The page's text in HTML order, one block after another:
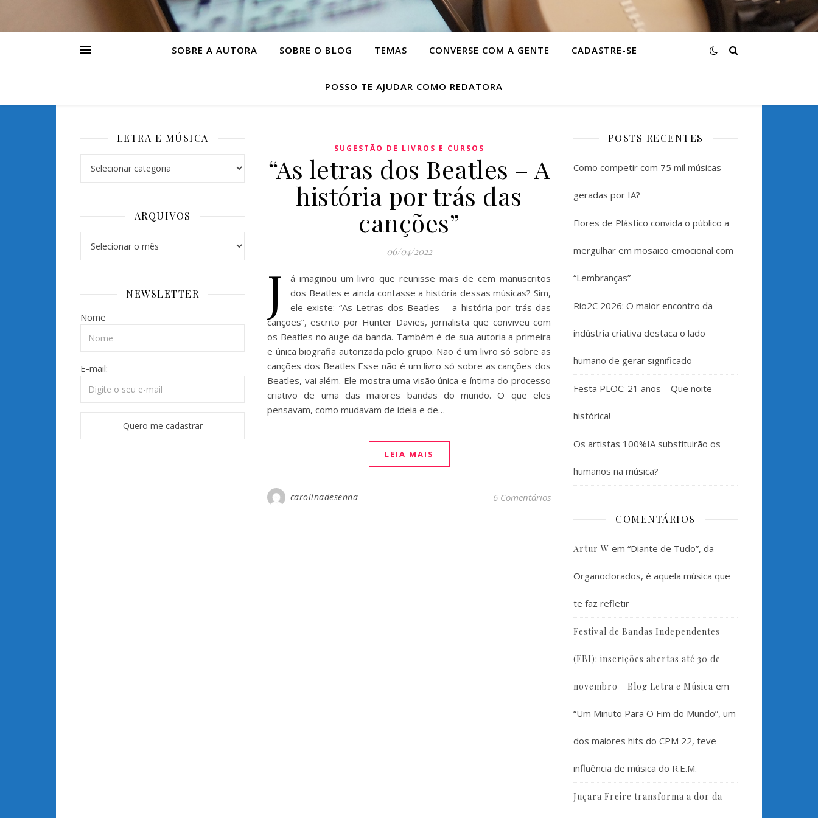
SOBRE A AUTORA SOBRE O BLOG TEMAS CONVERSE COM A GENTE CADASTRE-SE
POSSO TE AJUDAR COMO REDATORA
LETRA E MÚSICA
ARQUIVOS
NEWSLETTER
Nome
E-mail:
SUGESTÃO DE LIVROS E CURSOS
“As letras dos Beatles – A
história por trás das
canções”
06/04/2022
J
á imaginou um livro que reunisse mais de cem manuscritos
dos Beatles e ainda contasse a história dessas músicas? Sim,
ele existe: “As Letras dos Beatles – a história por trás das
canções”, escrito por Hunter Davies, jornalista que conviveu com
os Beatles no auge da banda. Também é de sua autoria a primeira
e única biografia autorizada pelo grupo. Não é um livro só sobre as
canções dos Beatles Esse não é um livro só sobre as canções dos
Beatles, vai além. Ele mostra uma visão única e íntima do processo
criativo de uma das maiores bandas do mundo. O que eles
pensavam, como mudavam de ideia e de…
LEIA MAIS
carolinadesenna 6 Comentários
POSTS RECENTES
Como competir com 75 mil músicas
geradas por IA?
Flores de Plástico convida o público a
mergulhar em mosaico emocional com
“Lembranças”
Rio2C 2026: O maior encontro da
indústria criativa destaca o lado
humano de gerar significado
Festa PLOC: 21 anos – Que noite
histórica!
Os artistas 100%IA substituirão os
humanos na música?
COMENTÁRIOS
Artur W em “Diante de Tudo”, da
Organoclorados, é aquela música que
te faz refletir
Festival de Bandas Independentes
(FBI): inscrições abertas até 30 de
novembro - Blog Letra e Música em
“Um Minuto Para O Fim do Mundo”, um
dos maiores hits do CPM 22, teve
influência de música do R.E.M.
Juçara Freire transforma a dor da